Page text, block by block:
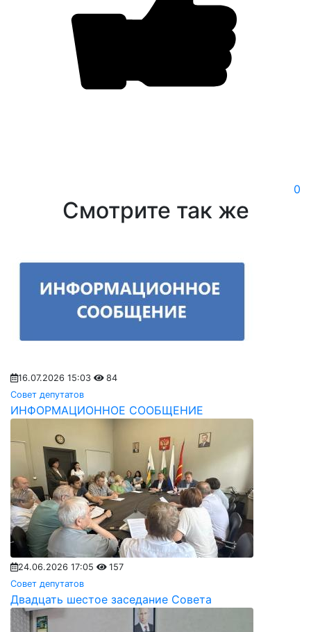
0
Смотрите так же
16.07.2026 15:03
84
Совет депутатов
ИНФОРМАЦИОННОЕ СООБЩЕНИЕ
24.06.2026 17:05
157
Совет депутатов
Двадцать шестое заседание Совета